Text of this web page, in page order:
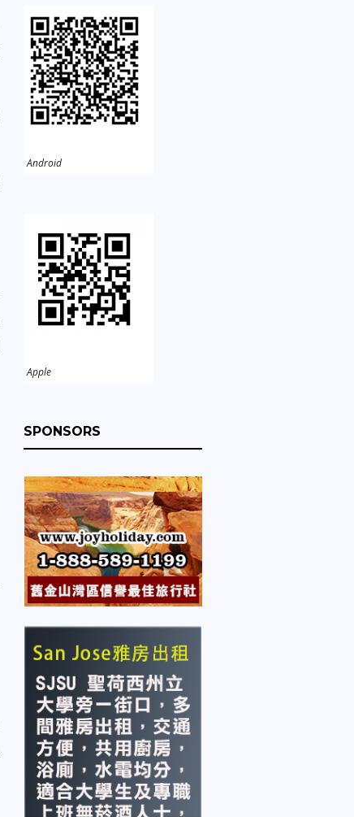
Android
Apple
SPONSORS